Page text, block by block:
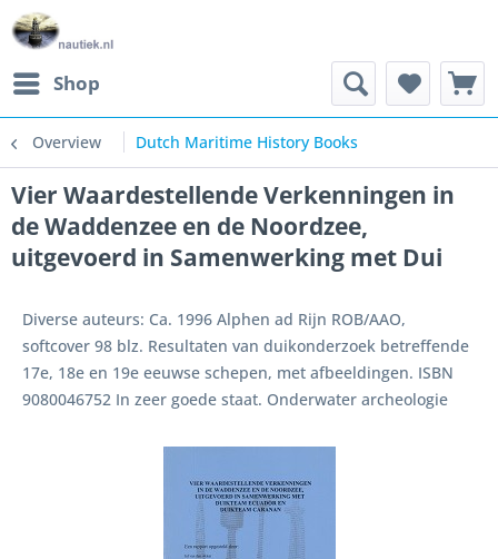
Shop
Overview Dutch Maritime History Books
Vier Waardestellende Verkenningen in
de Waddenzee en de Noordzee,
uitgevoerd in Samenwerking met Dui
Diverse auteurs: Ca. 1996 Alphen ad Rijn ROB/AAO,
softcover 98 blz. Resultaten van duikonderzoek betreffende
17e, 18e en 19e eeuwse schepen, met afbeeldingen. ISBN
9080046752 In zeer goede staat. Onderwater archeologie